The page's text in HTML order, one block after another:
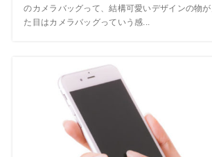
のカメラバッグって、結構可愛いデザインの物
た目はカメラバッグっていう感...